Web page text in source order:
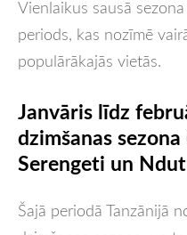
Vienlaikus sausā
periods, kas nozīmē
populārākajās vietās.
Janvāris līdz
dzimšanas
Serengeti un
Šajā periodā Tanzānijā